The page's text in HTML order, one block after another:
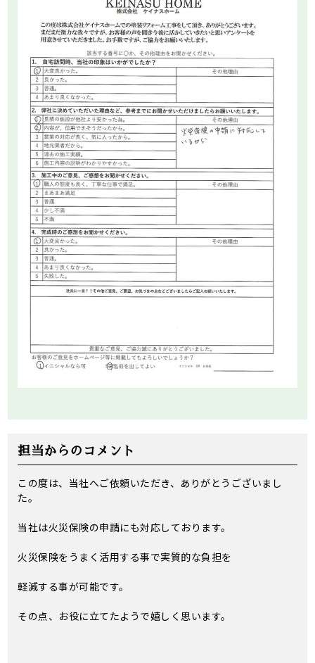
担当からのコメント
この度は、当社へご依頼いただき、ありがとうございまし
た。
当社は火災保険の申請にも対応しております。
火災保険をうまく活用する事で実質的な負担を
軽減する事が可能です。
その点、お役に立てたようで嬉しく思います。